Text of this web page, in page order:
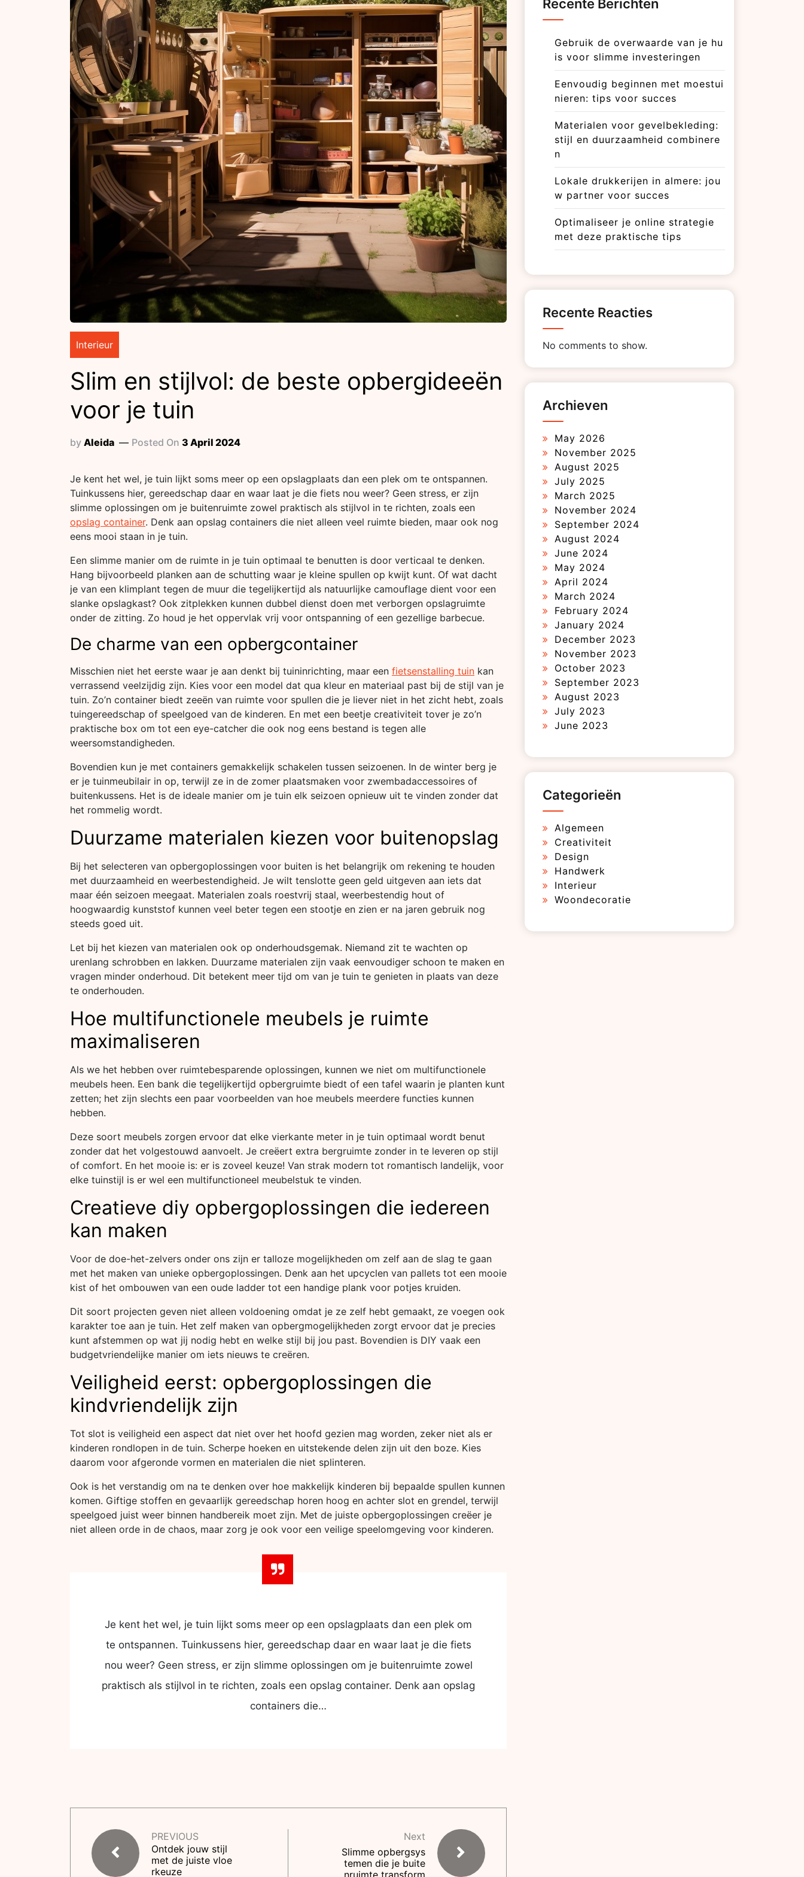
Interieur
Slim en stijlvol: de beste opbergideeën
voor je tuin
by Aleida Posted On 3 April 2024
Je kent het wel, je tuin lijkt soms meer op een opslagplaats dan een plek om te ontspannen.
Tuinkussens hier, gereedschap daar en waar laat je die fiets nou weer? Geen stress, er zijn
slimme oplossingen om je buitenruimte zowel praktisch als stijlvol in te richten, zoals een
opslag container. Denk aan opslag containers die niet alleen veel ruimte bieden, maar ook nog
eens mooi staan in je tuin.
Een slimme manier om de ruimte in je tuin optimaal te benutten is door verticaal te denken.
Hang bijvoorbeeld planken aan de schutting waar je kleine spullen op kwijt kunt. Of wat dacht
je van een klimplant tegen de muur die tegelijkertijd als natuurlijke camouflage dient voor een
slanke opslagkast? Ook zitplekken kunnen dubbel dienst doen met verborgen opslagruimte
onder de zitting. Zo houd je het oppervlak vrij voor ontspanning of een gezellige barbecue.
De charme van een opbergcontainer
Misschien niet het eerste waar je aan denkt bij tuininrichting, maar een fietsenstalling tuin kan
verrassend veelzijdig zijn. Kies voor een model dat qua kleur en materiaal past bij de stijl van je
tuin. Zo’n container biedt zeeën van ruimte voor spullen die je liever niet in het zicht hebt, zoals
tuingereedschap of speelgoed van de kinderen. En met een beetje creativiteit tover je zo’n
praktische box om tot een eye-catcher die ook nog eens bestand is tegen alle
weersomstandigheden.
Bovendien kun je met containers gemakkelijk schakelen tussen seizoenen. In de winter berg je
er je tuinmeubilair in op, terwijl ze in de zomer plaatsmaken voor zwembadaccessoires of
buitenkussens. Het is de ideale manier om je tuin elk seizoen opnieuw uit te vinden zonder dat
het rommelig wordt.
Duurzame materialen kiezen voor buitenopslag
Bij het selecteren van opbergoplossingen voor buiten is het belangrijk om rekening te houden
met duurzaamheid en weerbestendigheid. Je wilt tenslotte geen geld uitgeven aan iets dat
maar één seizoen meegaat. Materialen zoals roestvrij staal, weerbestendig hout of
hoogwaardig kunststof kunnen veel beter tegen een stootje en zien er na jaren gebruik nog
steeds goed uit.
Let bij het kiezen van materialen ook op onderhoudsgemak. Niemand zit te wachten op
urenlang schrobben en lakken. Duurzame materialen zijn vaak eenvoudiger schoon te maken en
vragen minder onderhoud. Dit betekent meer tijd om van je tuin te genieten in plaats van deze
te onderhouden.
Hoe multifunctionele meubels je ruimte
maximaliseren
Als we het hebben over ruimtebesparende oplossingen, kunnen we niet om multifunctionele
meubels heen. Een bank die tegelijkertijd opbergruimte biedt of een tafel waarin je planten kunt
zetten; het zijn slechts een paar voorbeelden van hoe meubels meerdere functies kunnen
hebben.
Deze soort meubels zorgen ervoor dat elke vierkante meter in je tuin optimaal wordt benut
zonder dat het volgestouwd aanvoelt. Je creëert extra bergruimte zonder in te leveren op stijl
of comfort. En het mooie is: er is zoveel keuze! Van strak modern tot romantisch landelijk, voor
elke tuinstijl is er wel een multifunctioneel meubelstuk te vinden.
Creatieve diy opbergoplossingen die iedereen
kan maken
Voor de doe-het-zelvers onder ons zijn er talloze mogelijkheden om zelf aan de slag te gaan
met het maken van unieke opbergoplossingen. Denk aan het upcyclen van pallets tot een mooie
kist of het ombouwen van een oude ladder tot een handige plank voor potjes kruiden.
Dit soort projecten geven niet alleen voldoening omdat je ze zelf hebt gemaakt, ze voegen ook
karakter toe aan je tuin. Het zelf maken van opbergmogelijkheden zorgt ervoor dat je precies
kunt afstemmen op wat jij nodig hebt en welke stijl bij jou past. Bovendien is DIY vaak een
budgetvriendelijke manier om iets nieuws te creëren.
Veiligheid eerst: opbergoplossingen die
kindvriendelijk zijn
Tot slot is veiligheid een aspect dat niet over het hoofd gezien mag worden, zeker niet als er
kinderen rondlopen in de tuin. Scherpe hoeken en uitstekende delen zijn uit den boze. Kies
daarom voor afgeronde vormen en materialen die niet splinteren.
Ook is het verstandig om na te denken over hoe makkelijk kinderen bij bepaalde spullen kunnen
komen. Giftige stoffen en gevaarlijk gereedschap horen hoog en achter slot en grendel, terwijl
speelgoed juist weer binnen handbereik moet zijn. Met de juiste opbergoplossingen creëer je
niet alleen orde in de chaos, maar zorg je ook voor een veilige speelomgeving voor kinderen.
Je kent het wel, je tuin lijkt soms meer op een opslagplaats dan een plek om
te ontspannen. Tuinkussens hier, gereedschap daar en waar laat je die fiets
nou weer? Geen stress, er zijn slimme oplossingen om je buitenruimte zowel
praktisch als stijlvol in te richten, zoals een opslag container. Denk aan opslag
containers die…
PREVIOUS
Ontdek jouw stijl
met de juiste vloe
rkeuze
Next
Slimme opbergsys
temen die je buite
nruimte transform
Recente Berichten
Gebruik de overwaarde van je hu
is voor slimme investeringen
Eenvoudig beginnen met moestui
nieren: tips voor succes
Materialen voor gevelbekleding:
stijl en duurzaamheid combinere
n
Lokale drukkerijen in almere: jou
w partner voor succes
Optimaliseer je online strategie
met deze praktische tips
Recente Reacties
No comments to show.
Archieven
May 2026
November 2025
August 2025
July 2025
March 2025
November 2024
September 2024
August 2024
June 2024
May 2024
April 2024
March 2024
February 2024
January 2024
December 2023
November 2023
October 2023
September 2023
August 2023
July 2023
June 2023
Categorieën
Algemeen
Creativiteit
Design
Handwerk
Interieur
Woondecoratie